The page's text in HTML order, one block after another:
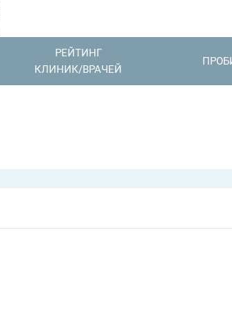
РЕЙТИНГ
КЛИНИК/ВРАЧЕЙ